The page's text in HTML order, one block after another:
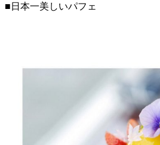
■日本一美しいパフェ